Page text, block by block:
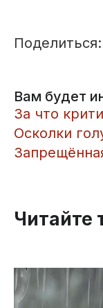
Поделиться:
Вам будет
За что
Осколки
Читайте